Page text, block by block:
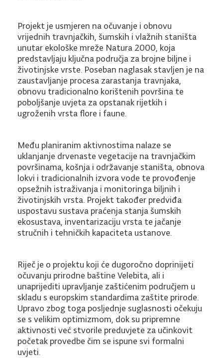
Projekt je usmjeren na očuvanje i obnovu
vrijednih travnjačkih, šumskih i vlažnih staništa
unutar ekološke mreže Natura 2000, koja
predstavljaju ključna područja za brojne biljne i
životinjske vrste. Poseban naglasak stavljen je na
zaustavljanje procesa zarastanja travnjaka,
obnovu tradicionalno korištenih površina te
poboljšanje uvjeta za opstanak rijetkih i
ugroženih vrsta flore i faune.
Među planiranim aktivnostima nalaze se
uklanjanje drvenaste vegetacije na travnjačkim
površinama, košnja i održavanje staništa, obnova
lokvi i tradicionalnih izvora vode te provođenje
opsežnih istraživanja i monitoringa biljnih i
životinjskih vrsta. Projekt također predviđa
uspostavu sustava praćenja stanja šumskih
ekosustava, inventarizaciju vrsta te jačanje
stručnih i tehničkih kapaciteta ustanove.
Riječ je o projektu koji će dugoročno doprinijeti
očuvanju prirodne baštine Velebita, ali i
unaprijediti upravljanje zaštićenim područjem u
skladu s europskim standardima zaštite prirode.
Upravo zbog toga posljednje suglasnosti očekuju
se s velikim optimizmom, dok su pripremne
aktivnosti već stvorile preduvjete za učinkovit
početak provedbe čim se ispune svi formalni
uvjeti.